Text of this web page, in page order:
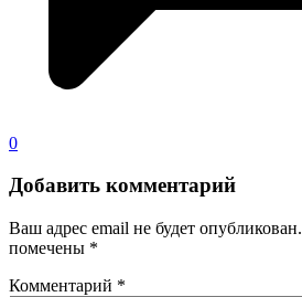
0
Добавить комментарий
Ваш адрес email не будет опубликован.
помечены *
Комментарий *